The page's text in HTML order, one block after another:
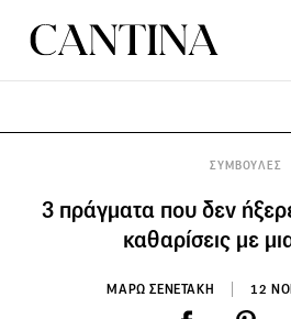
ΣΥΜΒΟΥΛΕΣ
3 πράγματα που δεν
καθαρίσεις με
ΜΑΡΩ ΣΕΝΕΤΑΚΗ 12